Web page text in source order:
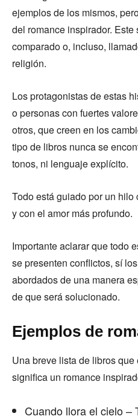
ejemplos de los mismos,
del romance inspirador.
comparado o, incluso,
religión.
Los protagonistas de estas
o personas con fuertes
otros, que creen en los
tipo de libros nunca se
tonos, ni lenguaje explícito.
Todo está guiado por un
y con el amor más profundo.
Importante aclarar que todo
se presenten conflictos, sí
abordados de una manera
de que será solucionado.
Ejemplos de
Una breve lista de libros
significa un romance
Cuando llora el cielo –